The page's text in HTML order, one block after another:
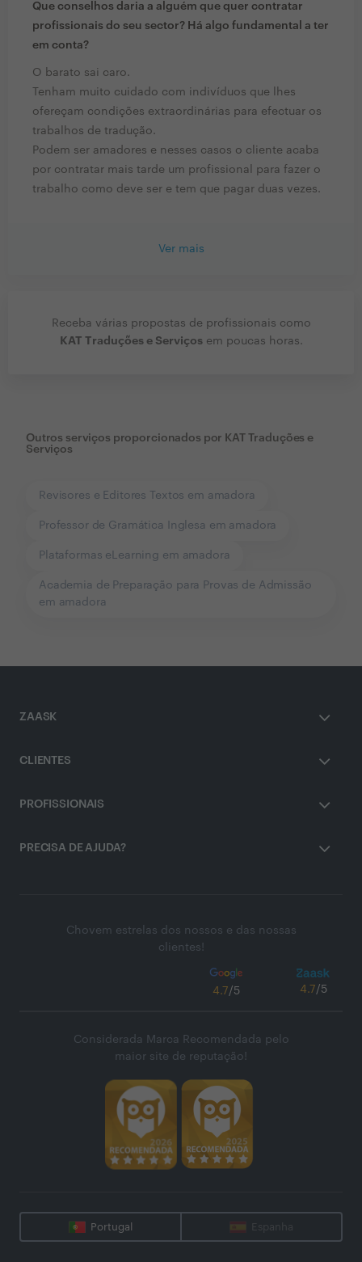
Que conselhos daria a alguém que quer contratar
profissionais do seu sector? Há algo fundamental a ter
em conta?
O barato sai caro.
Tenham muito cuidado com indivíduos que lhes
ofereçam condições extraordinárias para efectuar os
trabalhos de tradução.
Podem ser amadores e nesses casos o cliente acaba
por contratar mais tarde um profissional para fazer o
trabalho como deve ser e tem que pagar duas vezes.
Ver mais
Receba várias propostas de profissionais como
KAT Traduções e Serviçosem poucas horas.
Outros serviços proporcionados por KAT Traduções e
Serviços
Revisores e Editores Textos em amadora
Professor de Gramática Inglesa em amadora
Plataformas eLearning em amadora
Academia de Preparação para Provas de Admissão
em amadora
ZAASK
CLIENTES
PROFISSIONAIS
PRECISA DE AJUDA?
Chovem estrelas dos nossos e das nossas
clientes!
4.7/5 4.7/5
Considerada Marca Recomendada pelo
maior site de reputação!
Portugal Espanha